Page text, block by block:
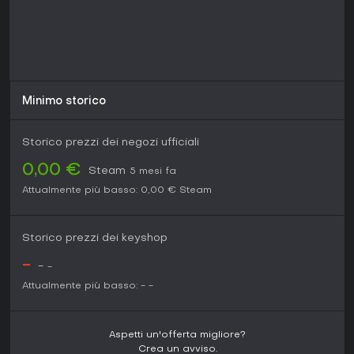
Minimo storico
Storico prezzi dei negozi ufficiali
0,00 € Steam 5 mesi fa
Attualmente più basso: 0,00 € Steam
Storico prezzi dei keyshop
- - -
Attualmente più basso: - -
Aspetti un'offerta migliore?
Crea un avviso.